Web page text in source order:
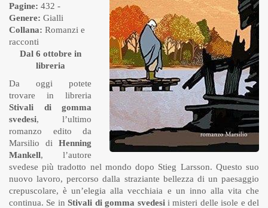
Pagine: 432 -
Genere: Gialli
Collana: Romanzi e
racconti
Dal 6 ottobre in
libreria
Da oggi potete
trovare in libreria
Stivali di gomma
svedesi, l’ultimo
romanzo edito da
Marsilio di Henning
Mankell, l’autore
svedese più tradotto nel mondo dopo Stieg Larsson. Questo suo
nuovo lavoro, percorso dalla straziante bellezza di un paesaggio
crepuscolare, è un’elegia alla vecchiaia e un inno alla vita che
continua. Se inStivali di gomma svedesii misteri delle isole e del